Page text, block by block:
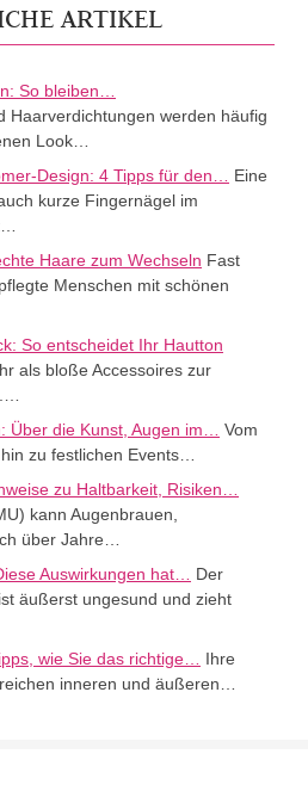
ARTIKEL
So bleiben…
Haarverdichtungen werden häufig
Look…
Design: 4 Tipps für den…
Eine
kurze Fingernägel im
Haare zum Wechseln Fast
Menschen mit schönen
So entscheidet Ihr Hautton
als bloße Accessoires zur
Über die Kunst, Augen im…
Vom
zu festlichen Events…
zu Haltbarkeit, Risiken…
kann Augenbrauen,
über Jahre…
Auswirkungen hat…
Der
äußerst ungesund und zieht
wie Sie das richtige…
Ihre
inneren und äußeren…